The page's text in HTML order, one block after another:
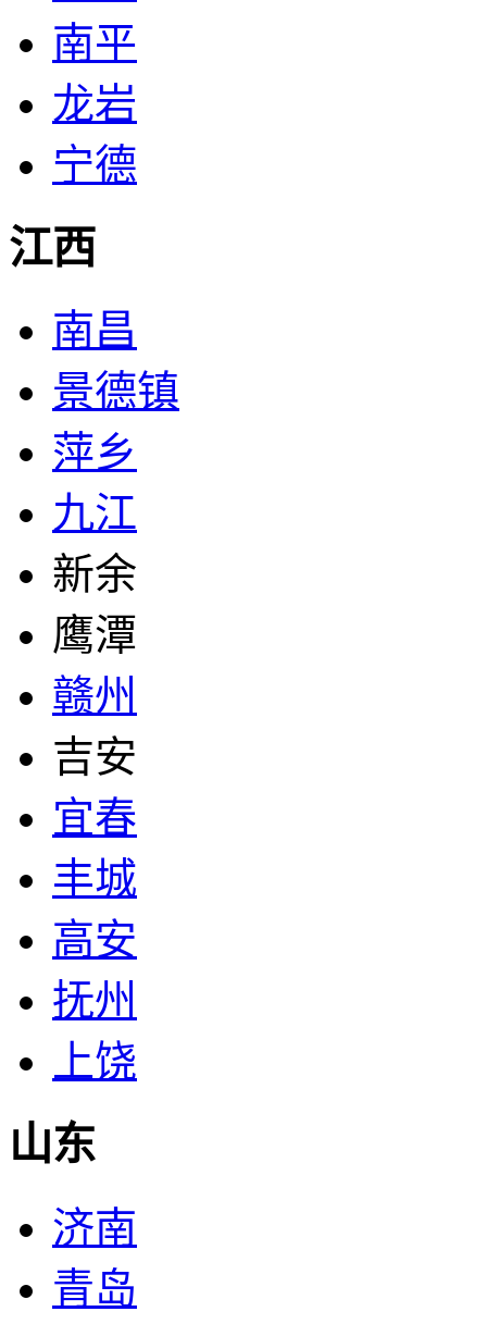
南平
龙岩
宁德
江西
南昌
景德镇
萍乡
九江
新余
鹰潭
赣州
吉安
宜春
丰城
高安
抚州
上饶
山东
济南
青岛